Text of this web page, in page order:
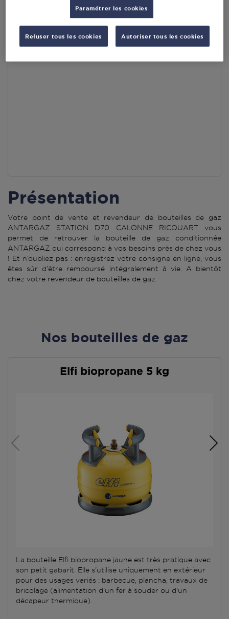
Présentation
Votre point de vente et revendeur de bouteilles de gaz
ANTARGAZ STATION D70 CALONNE RICOUART vous
permet de retrouver la bouteille de gaz conditionnée
ANTARGAZ qui correspond à vos besoins près de chez vous
! Et n’oubliez pas : enregistrez votre consigne en ligne, vous
êtes sûr d’être remboursé intégralement à vie. A bientôt
chez votre revendeur de bouteilles de gaz.
Nos bouteilles de gaz
Elfi biopropane 5 kg
La bouteille Elfi biopropane jaune est très pratique avec
son petit gabarit. Elle s'utilise uniquement en extérieur
pour des usages variés : barbecue, plancha, travaux de
bricolage (alimentation d'un fer à souder ou d'un
décapeur thermique).
Paramétrer les cookies
Refuser tous les cookies Autoriser tous les cookies